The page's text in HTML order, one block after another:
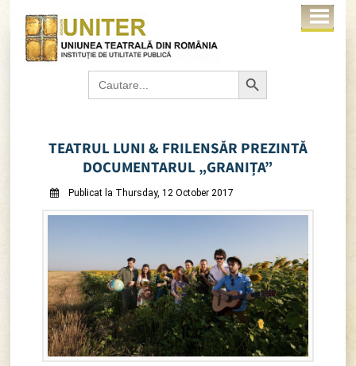
Search
for:
Search Button
TEATRUL LUNI & FRILENSĂR PREZINTĂ
DOCUMENTARUL „GRANIȚA”
Publicat la Thursday, 12 October 2017